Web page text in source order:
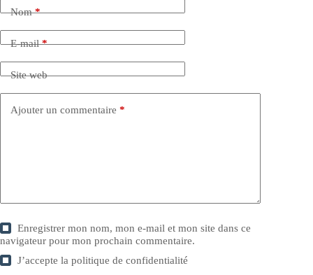
Nom*
E-mail*
Site web
Ajouter un commentaire *
Enregistrer mon nom, mon e-mail et mon site dans ce
navigateur pour mon prochain commentaire.
J’accepte lapolitique de confidentialité